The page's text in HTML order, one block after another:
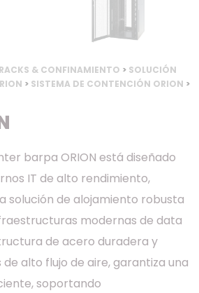
RACKS & CONFINAMIENTO > SOLUCIÓN
> SISTEMA DE CONTENCIÓN ORION >
barpa ORION está diseñado
IT de alto rendimiento,
solución de alojamiento robusta
modernas de data
de acero duradera y
alto flujo de aire, garantiza una
soportando